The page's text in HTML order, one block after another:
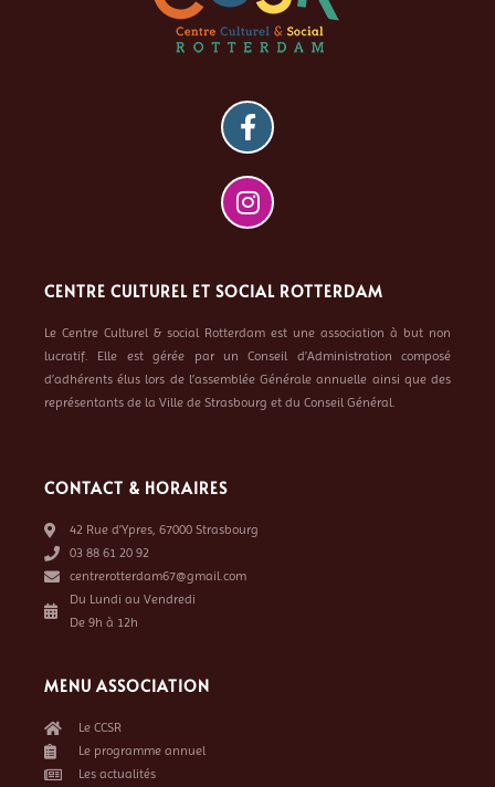
CENTRE CULTUREL ET SOCIAL ROTTERDAM
Le Centre Culturel & social Rotterdam est une association à but non
lucratif. Elle est gérée par un Conseil d’Administration composé
d’adhérents élus lors de l’assemblée Générale annuelle ainsi que des
représentants de la Ville de Strasbourg et du Conseil Général.
CONTACT & HORAIRES
42 Rue d’Ypres, 67000 Strasbourg
03 88 61 20 92
centrerotterdam67@gmail.com
Du Lundi au Vendredi
De 9h à 12h
MENU ASSOCIATION
Le CCSR
Le programme annuel
Les actualités